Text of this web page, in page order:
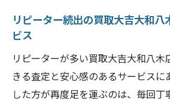
リピーター続出の買取大吉大和八
ビス
リピーターが多い買取大吉大和八木
きる査定と安心感のあるサービスに
した方が再度足を運ぶのは、毎回丁